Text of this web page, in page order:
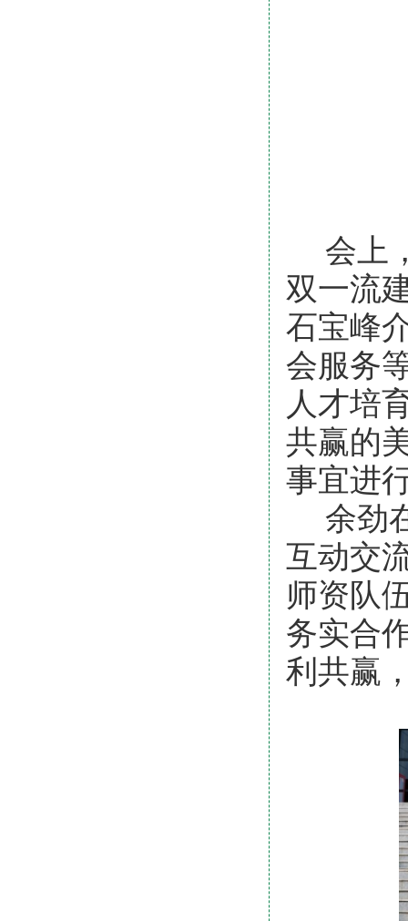
会上
双一流
石宝峰
会服务
人才培
共赢的
事宜进
余劲
互动交
师资队
务实合
利共赢